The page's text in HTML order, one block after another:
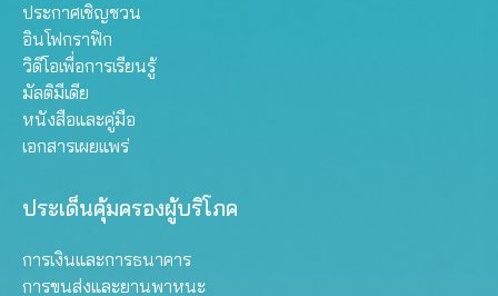
ประกาศเชิญชวน
อินโฟกราฟิก
วิดีโอเพื่อการเรียนรู้
มัลติมีเดีย
หนังสือและคู่มือ
เอกสารเผยแพร่
ประเด็นคุ้มครองผู้บริโภค
การเงินและการธนาคาร
การขนส่งและยานพาหนะ